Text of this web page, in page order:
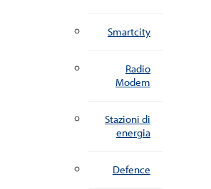
Smartcity
Radio
Modem
Stazioni di
energia
Defence